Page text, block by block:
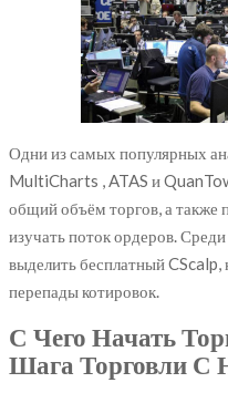
Одни из самых популярных
MultiCharts , ATAS и
общий объём торгов, а также
изучать поток ордеров.
выделить бесплатный
перепады котировок.
С Чего Начать
Шага Торговли С